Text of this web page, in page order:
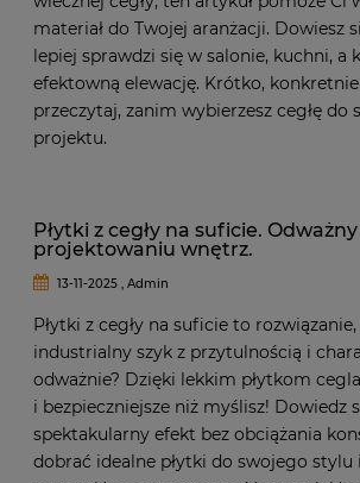
materiał do Twojej aranżacji. Dowiesz
lepiej sprawdzi się w salonie, kuchni, a
efektowną elewację. Krótko,
przeczytaj, zanim wybierzesz cegłę do
projektu.
Płytki z cegły na suficie.
projektowaniu wnętrz.
13-11-2025 , Admin
Płytki z cegły na suficie to
industrialny szyk z przytulnością i
odważnie? Dzięki lekkim płytkom
i bezpieczniejsze niż myślisz! Dowiedz
spektakularny efekt bez obciążania
dobrać idealne płytki do swojego